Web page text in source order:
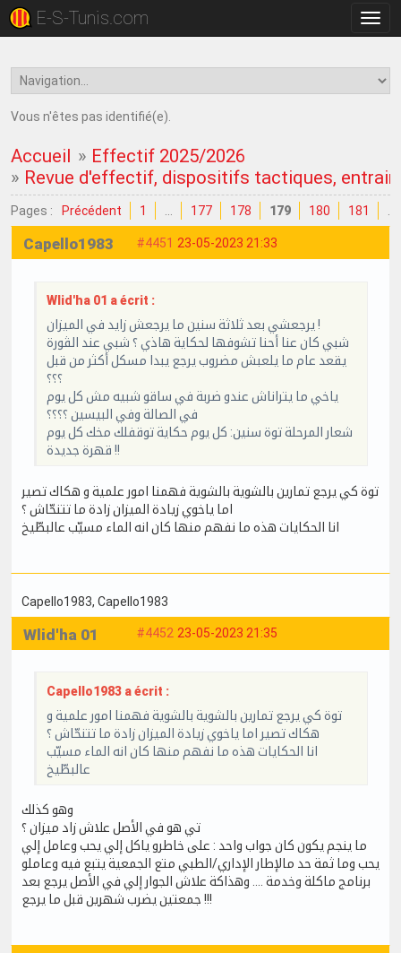
la
E-S-Tunis.com
Vous n'êtes pas identifié(e).
Accueil » Effectif 2025/2026
» Revue d'effectif, dispositifs tactiques,
Pages : Précédent 1 177 178 179 180 181
#4451 23-05-2023 21:33
Capello1983
Wlid'ha 01 a écrit :
يرجعشي بعد ثلاثة سنين ما يرجعش زايد في الميزان !
شبي كان عنا أحنا تشوفها لحكاية هاذي ؟ شبي عند الڨورة
يقعد عام ما يلعبش مضروب يرجع يبدا مسكل أكثر من قبل
؟؟؟
ياخي ما يتراناش عندو ضربة في ساقو شبيه مش كل يوم
في الصالة وفي البيسين ؟؟؟؟
شعار المرحلة توة سنين: كل يوم حكاية توقفلك مخك كل يوم
قهرة جديدة !!
توة كي يرجع تمارين بالشوية بالشوية فهمنا امور علمية و هكاك تصير
اما ياخوي زيادة الميزان زادة ما تتنحّاش ؟
انا الحكايات هذه ما نفهم منها كان انه الماء مسيّب عالبطّيخ
Capello1983, Capello1983
#4452 23-05-2023 21:35
Wlid'ha 01
Capello1983 a écrit :
توة كي يرجع تمارين بالشوية بالشوية فهمنا امور علمية و
هكاك تصير اما ياخوي زيادة الميزان زادة ما تتنحّاش ؟
انا الحكايات هذه ما نفهم منها كان انه الماء مسيّب
عالبطّيخ
وهو كذلك
تي هو في الأصل علاش زاد ميزان ؟
ما ينجم يكون كان جواب واحد : على خاطرو ياكل إلي يحب وعامل إلي
يحب وما ثمة حد مالإطار الإداري/الطبي متع الجمعية يتبع فيه وعاملو
برنامج ماكلة وخدمة .... وهذاكة علاش الجوار إلي في الأصل يرجع بعد
جمعتين يضرب شهرين قبل ما يرجع !!!